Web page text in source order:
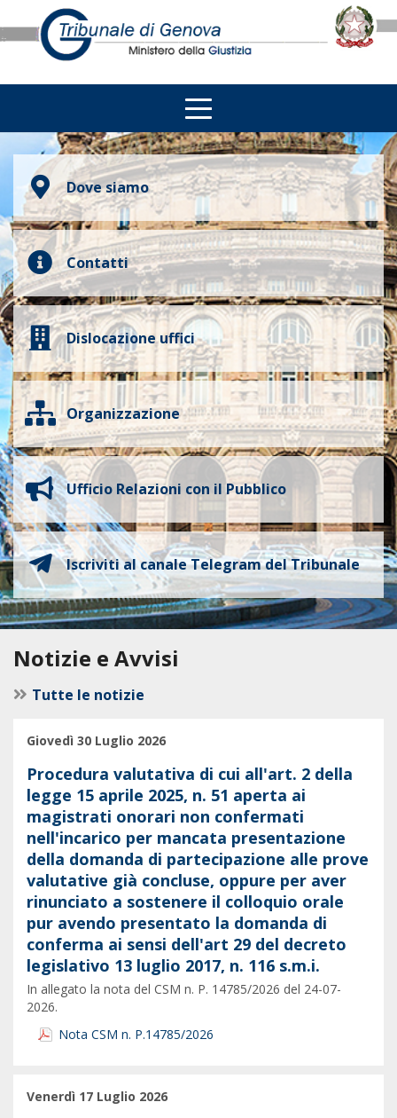
Dove siamo
Contatti
Dislocazione uffici
Organizzazione
Ufficio Relazioni con il Pubblico
Iscriviti al canale Telegram del Tribunale
Notizie e Avvisi
Tutte le notizie
Giovedì 30 Luglio 2026
Procedura valutativa di cui all'art. 2 della
legge 15 aprile 2025, n. 51 aperta ai
magistrati onorari non confermati
nell'incarico per mancata presentazione
della domanda di partecipazione alle prove
valutative già concluse, oppure per aver
rinunciato a sostenere il colloquio orale
pur avendo presentato la domanda di
conferma ai sensi dell'art 29 del decreto
legislativo 13 luglio 2017, n. 116 s.m.i.
In allegato la nota del CSM n. P. 14785/2026 del 24-07-
2026.
Nota CSM n. P.14785/2026
Venerdì 17 Luglio 2026